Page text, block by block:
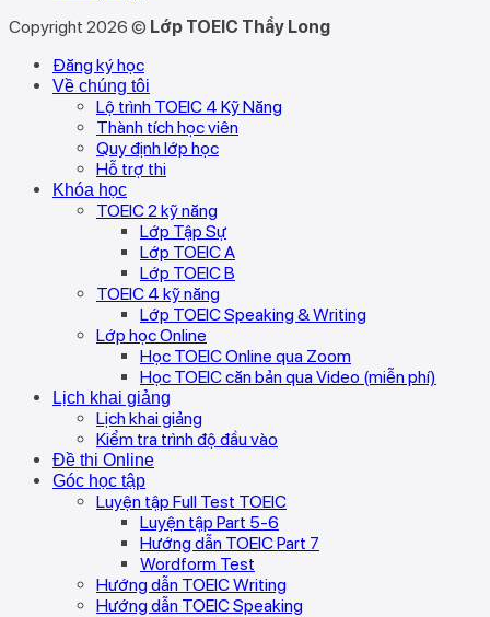
Copyright 2026 © Lớp TOEIC Thầy Long
Đăng ký học
Về chúng tôi
Lộ trình TOEIC 4 Kỹ Năng
Thành tích học viên
Quy định lớp học
Hỗ trợ thi
Khóa học
TOEIC 2 kỹ năng
Lớp Tập Sự
Lớp TOEIC A
Lớp TOEIC B
TOEIC 4 kỹ năng
Lớp TOEIC Speaking & Writing
Lớp học Online
Học TOEIC Online qua Zoom
Học TOEIC căn bản qua Video (miễn phí)
Lịch khai giảng
Lịch khai giảng
Kiểm tra trình độ đầu vào
Đề thi Online
Góc học tập
Luyện tập Full Test TOEIC
Luyện tập Part 5-6
Hướng dẫn TOEIC Part 7
Wordform Test
Hướng dẫn TOEIC Writing
Hướng dẫn TOEIC Speaking